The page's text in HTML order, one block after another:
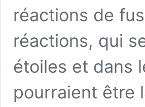
réactions de
réactions, qui
étoiles et dans
pourraient être